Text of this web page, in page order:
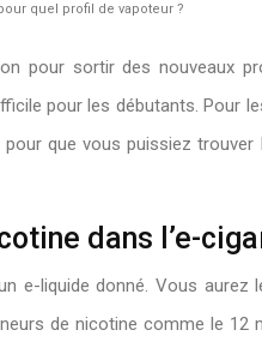
quel profil de vapoteur ?
pour sortir des nouveaux
pour les débutants.
que vous puissiez
dans l’e-
e-liquide donné. Vous
de nicotine comme le 12